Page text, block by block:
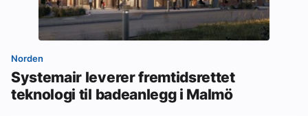
Norden
Systemair leverer fremtidsrettet
teknologi til badeanlegg i Malmö